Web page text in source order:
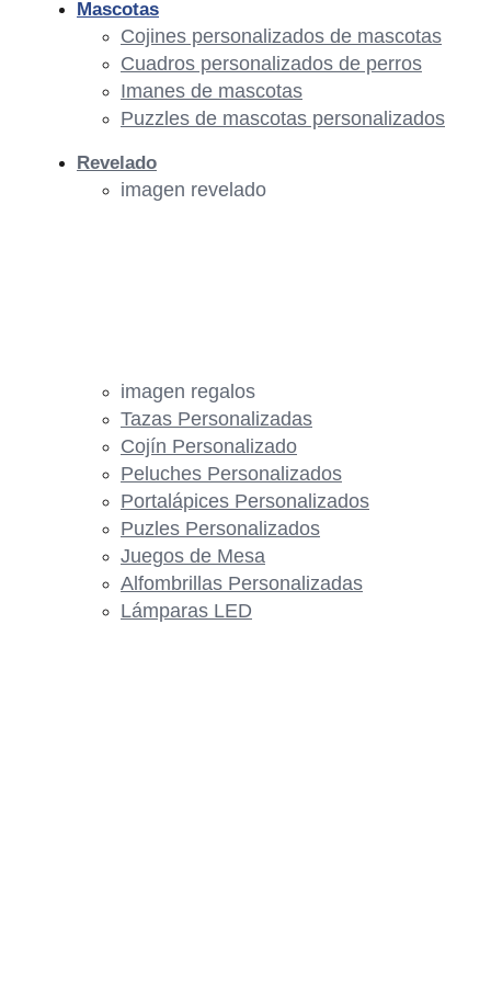
imagen regalos
Tazas Personalizadas
Cojín Personalizado
Peluches Personalizados
Portalápices Personalizados
Puzles Personalizados
Juegos de Mesa
Alfombrillas Personalizadas
Lámparas LED
Mascotas
Cojines personalizados de mascotas
Cuadros personalizados de perros
Imanes de mascotas
Puzzles de mascotas personalizados
Revelado
imagen revelado